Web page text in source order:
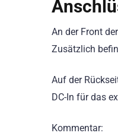
An der Front
Zusätzlich
Auf der
DC-In für das
Kommentar: